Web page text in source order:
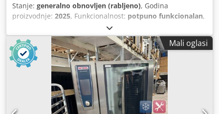
Stanje: generalno obnovljen (rabljeno), Godina
proizvodnje: 2025, Funkcionalnost: potpuno funkcionalan,
Bruderer valjkasti uvlačivač, BBV 202/120, Cedpfxozlqkbe
Ak Uoha smjer vođenja trake s lijeva na desno, za ugradnju
na BSTA 25/250 ili BSTA 50/500 automat za probijanje
Duljina izvlačenja 0–120 mm Širina valjka 120 mm Maks.
širina propuštanja trake 203 mm Maks. debljina trake 6
mm Podešavanje duljine izvlačenja motorizirano,
Generalno obnovljen 2025. Dostupno odmah. Također na
skladištu i drugi tipovi uvlačivača, poput BBV 190/85, BBV
195/85, BBV 205/120, BBV 320/200 itd. Kontaktirajte nas za
Mali oglasi